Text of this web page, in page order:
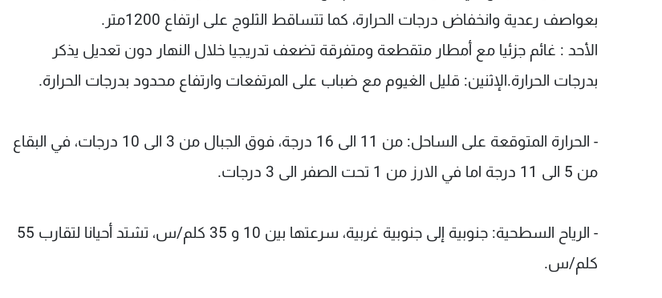
بعواصف رعدية وانخفاض درجات الحرارة، كما تتساقط الثلوج على ارتفاع 1200متر.
الأحد : غائم جزئيا مع أمطار متقطعة ومتفرقة تضعف تدريجيا خلال النهار دون تعديل يذكر
بدرجات الحرارة.الإثنين: قليل الغيوم مع ضباب على المرتفعات وارتفاع محدود بدرجات الحرارة.
- الحرارة المتوقعة على الساحل: من 11 الى 16 درجة، فوق الجبال من 3 الى 10 درجات، في البقاع
من 5 الى 11 درجة اما في الارز من 1 تحت الصفر الى 3 درجات.
- الرياح السطحية: جنوبية إلى جنوبية غربية، سرعتها بين 10 و 35 كلم/س، تشتد أحيانا لتقارب 55
كلم/س.